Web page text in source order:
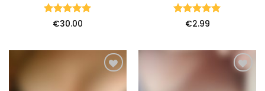
Waardering
€30.00
Waardering
€2.99